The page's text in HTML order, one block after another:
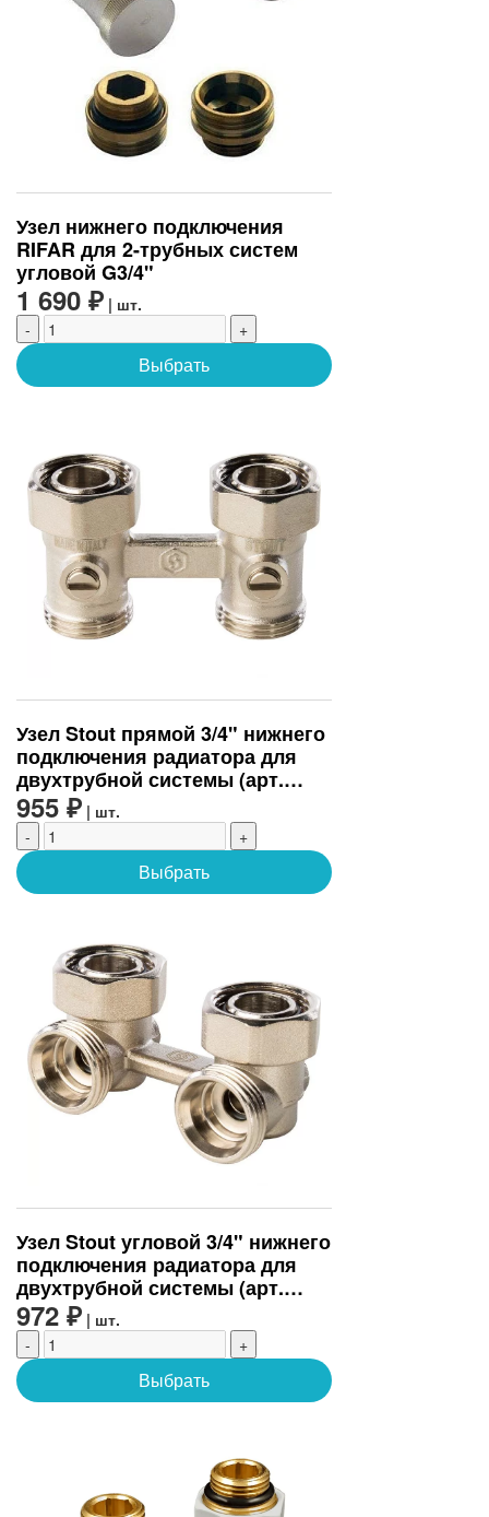
Узел нижнего подключения
RIFAR для 2-трубных систем
угловой G3/4"
1 690 ₽ | шт.
-
+
Выбрать
Узел Stout прямой 3/4" нижнего
подключения радиатора для
двухтрубной системы (арт.
SVH-0002-000020)
955 ₽ | шт.
-
+
Выбрать
Узел Stout угловой 3/4" нижнего
подключения радиатора для
двухтрубной системы (арт.
SVH-0004-000020)
972 ₽ | шт.
-
+
Выбрать